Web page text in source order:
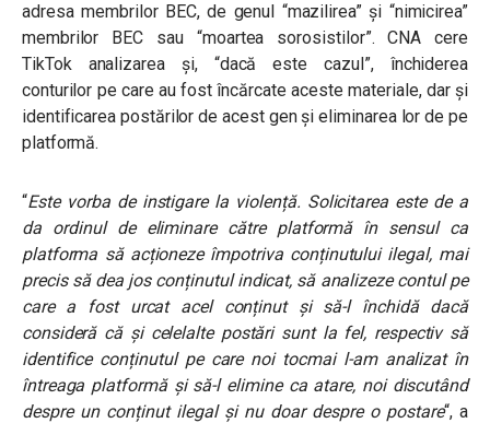
adresa membrilor BEC, de genul “mazilirea” și “nimicirea”
membrilor BEC sau “moartea sorosistilor”. CNA cere
TikTok analizarea și, “dacă este cazul”, închiderea
conturilor pe care au fost încărcate aceste materiale, dar și
identificarea postărilor de acest gen și eliminarea lor de pe
platformă.
“Este vorba de instigare la violență. Solicitarea este de a
da ordinul de eliminare către platformă în sensul ca
platforma să acționeze împotriva conținutului ilegal, mai
precis să dea jos conținutul indicat, să analizeze contul pe
care a fost urcat acel conținut și să-l închidă dacă
consideră că și celelalte postări sunt la fel, respectiv să
identifice conținutul pe care noi tocmai l-am analizat în
întreaga platformă şi să-l elimine ca atare, noi discutând
despre un conținut ilegal și nu doar despre o postare“, a